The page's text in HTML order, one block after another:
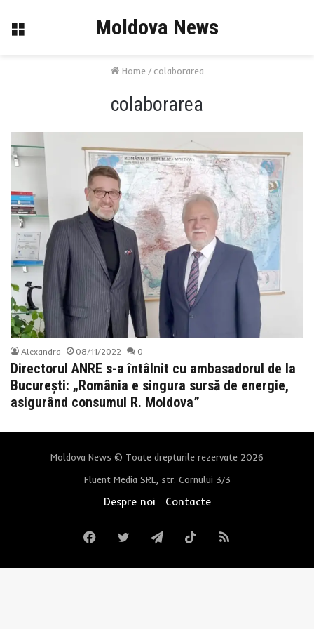
Menu Moldova News
Home / colaborarea
colaborarea
Alexandra 08/11/2022 0
Directorul ANRE s-a întâlnit cu ambasadorul de la
București: „România e singura sursă de energie,
asigurând consumul R. Moldova”
Moldova News © Toate drepturile rezervate 2026
Fluent Media SRL, str. Cornului 3/3
Despre noi Contacte
FacebookTwitterTelegramTikTokRSS